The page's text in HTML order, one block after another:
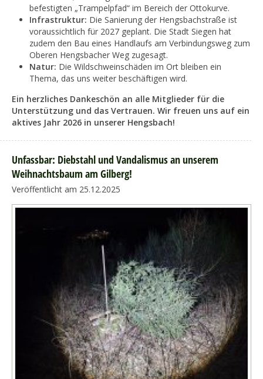
befestigten „Trampelpfad“ im Bereich der Ottokurve.
Infrastruktur: Die Sanierung der Hengsbachstraße ist
voraussichtlich für 2027 geplant. Die Stadt Siegen hat
zudem den Bau eines Handlaufs am Verbindungsweg zum
Oberen Hengsbacher Weg zugesagt.
Natur: Die Wildschweinschäden im Ort bleiben ein
Thema, das uns weiter beschäftigen wird.
Ein herzliches Dankeschön an alle Mitglieder für die
Unterstützung und das Vertrauen. Wir freuen uns auf ein
aktives Jahr 2026 in unserer Hengsbach!
Unfassbar: Diebstahl und Vandalismus an unserem
Weihnachtsbaum am Gilberg!
Veröffentlicht am 25.12.2025